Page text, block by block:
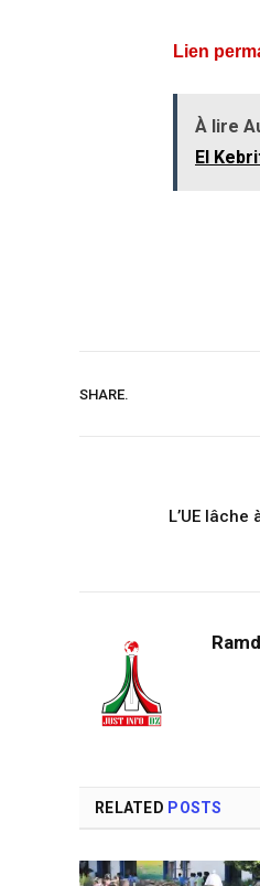
Lien
À lire
El
SHARE.
L’UE
RELATED POSTS